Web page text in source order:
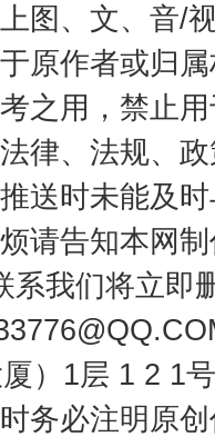
上图、文、音/
原作者或归
之用，禁止
律、法规、
送时未能及
请告知本网
系我们将立即
）1层 1 2 1
务必注明原